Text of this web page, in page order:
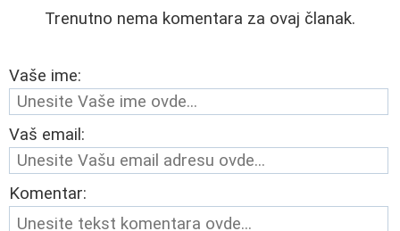
Trenutno nema komentara za ovaj članak.
Vaše ime:
Vaš email:
Komentar: